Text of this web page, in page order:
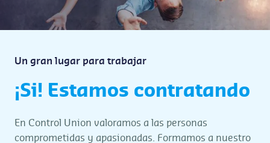
Un gran lugar para trabajar
¡Si! Estamos contratando
En Control Union valoramos a las personas
comprometidas y apasionadas. Formamos a nuestro